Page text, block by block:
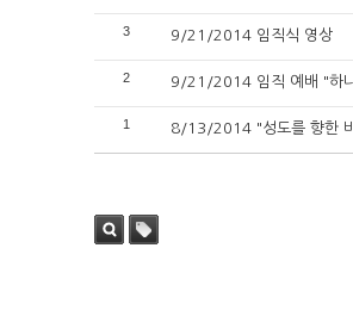
3 9/21/2014 임직식 영상
2 9/21/2014 임직 예배 "하
1 8/13/2014 "성도를 향한